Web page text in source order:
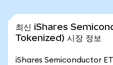
최신 iShares
Tokenized) 시장 정보
iShares Semiconductor